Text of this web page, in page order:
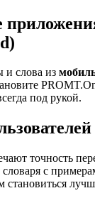
и слова из
под рукой.
точность
с